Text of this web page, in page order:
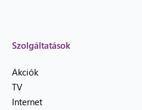
Szolgáltatások
Akciók
TV
Internet